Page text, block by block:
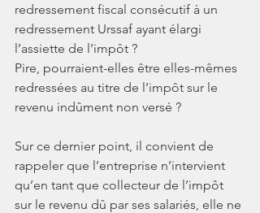
redressement fiscal consécutif à un
redressement Urssaf ayant élargi
l’assiette de l’impôt ?
Pire, pourraient-elles être elles-mêmes
redressées au titre de l’impôt sur le
revenu indûment non versé ?
Sur ce dernier point, il convient de
rappeler que l’entreprise n’intervient
qu’en tant que collecteur de l’impôt
sur le revenu dû par ses salariés, elle ne